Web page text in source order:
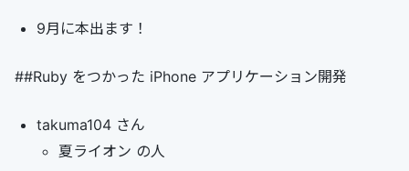
9月に本出ます！
##Ruby をつかった iPhone アプリケーション開発
takuma104 さん
夏ライオン の人